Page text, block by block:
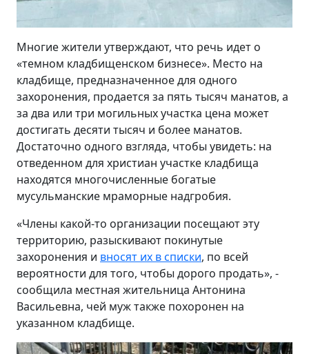
Многие жители утверждают, что речь идет о
«темном кладбищенском бизнесе». Место на
кладбище, предназначенное для одного
захоронения, продается за пять тысяч манатов, а
за два или три могильных участка цена может
достигать десяти тысяч и более манатов.
Достаточно одного взгляда, чтобы увидеть: на
отведенном для христиан участке кладбища
находятся многочисленные богатые
мусульманские мраморные надгробия.
«Члены какой-то организации посещают эту
территорию, разыскивают покинутые
захоронения и вносят их в списки, по всей
вероятности для того, чтобы дорого продать», -
сообщила местная жительница Антонина
Васильевна, чей муж также похоронен на
указанном кладбище.